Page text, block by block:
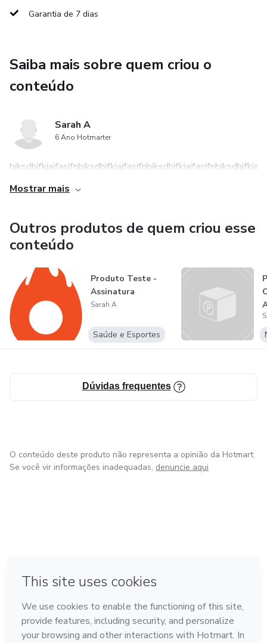
Garantia de 7 dias
Saiba mais sobre quem criou o
conteúdo
Sarah A
6 Ano Hotmarter
Mostrar mais
Outros produtos de quem criou esse
conteúdo
Produto Teste -
Assinatura
Sarah A
Saúde e Esportes
Dúvidas frequentes
O conteúdo deste produto não representa a opinião da Hotmart.
Se você vir informações inadequadas, denuncie aqui
Feito com ❤ em Bogotá